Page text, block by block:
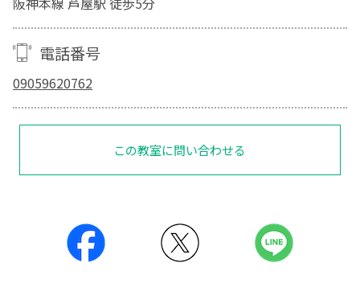
電話番号
09059620762
この教室に問い合わせる